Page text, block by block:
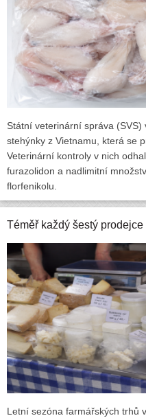
Státní veterinární správa
stehýnky z Vietnamu, která se
Veterinární kontroly v nich
furazolidon a nadlimitní
florfenikolu.
Téměř každý šestý
Letní sezóna farmářských trhů